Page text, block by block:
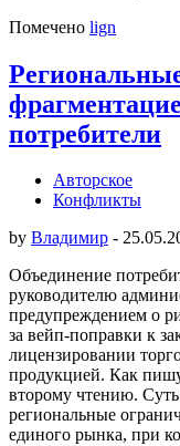
Помечено lign
потребители
Авторское
Конфликты
by Владимир -
Объединение
руководителю
предупреждением о
за вейп-поправки к
лицензировании
продукцией. Как
второму чтению.
региональные
единого рынка, при